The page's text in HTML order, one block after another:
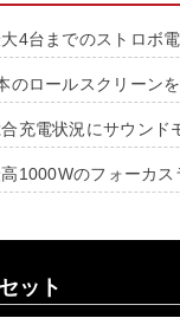
4台までのストロボ
のロールスクリーン
充電状況にサウンド
1000Wのフォーカ
ット